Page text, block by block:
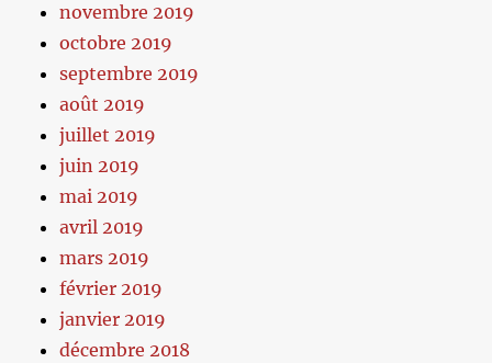
novembre 2019
octobre 2019
septembre 2019
août 2019
juillet 2019
juin 2019
mai 2019
avril 2019
mars 2019
février 2019
janvier 2019
décembre 2018